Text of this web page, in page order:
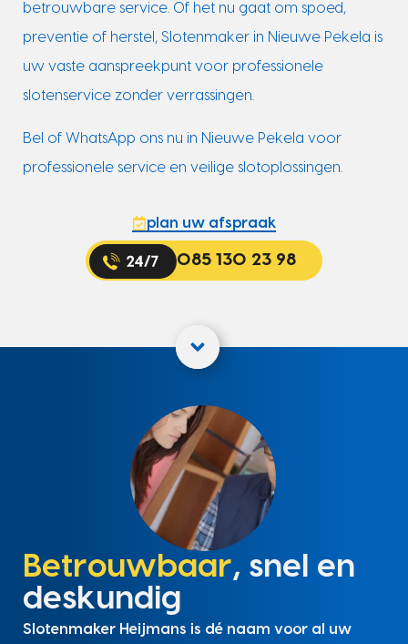
betrouwbare service. Of het nu gaat om spoed,
preventie of herstel, Slotenmaker in Nieuwe Pekela is
uw vaste aanspreekpunt voor professionele
slotenservice zonder verrassingen.
Bel of WhatsApp ons nu in Nieuwe Pekela voor
professionele service en veilige slotoplossingen.
plan uw afspraak
085 130 23 98
Betrouwbaar, snel en
deskundig
Slotenmaker Heijmans is dé naam voor al uw